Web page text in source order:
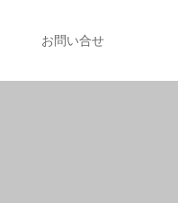
お問い合せ